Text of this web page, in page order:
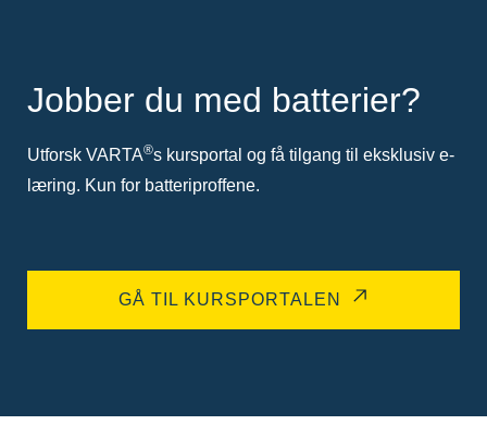
Jobber du med batterier?
Utforsk VARTA®s kursportal og få tilgang til eksklusiv e-
læring. Kun for batteriproffene.
GÅ TIL KURSPORTALEN